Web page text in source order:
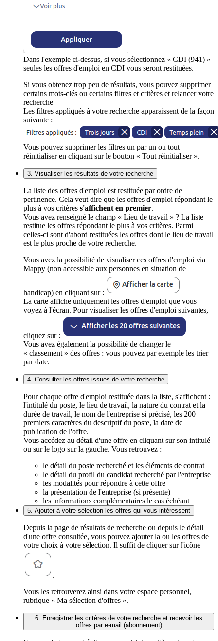
Dans l'exemple ci-dessus, si vous sélectionnez « CDI (941) »
seules les offres d'emploi en CDI vous seront restituées.
Si vous obtenez trop peu de résultats, vous pouvez supprimer
certains mots-clés ou certains filtres et critères et relancer votre
recherche.
Les filtres appliqués à votre recherche apparaissent de la façon
suivante :
Vous pouvez supprimer les filtres un par un ou tout
réinitialiser en cliquant sur le bouton « Tout réinitialiser ».
3. Visualiser les résultats de votre recherche
La liste des offres d'emploi est restituée par ordre de
pertinence. Cela veut dire que les offres d'emploi répondant le
plus à vos critères s'affichent en premier.
Vous avez renseigné le champ « Lieu de travail » ? La liste
restitue les offres répondant le plus à vos critères. Parmi
celles-ci sont d'abord restituées les offres dont le lieu de travail
est le plus proche de votre recherche.
Vous avez la possibilité de visualiser ces offres d'emploi via
Mappy (non accessible aux personnes en situation de
handicap) en cliquant sur :
.
La carte affiche uniquement les offres d'emploi que vous
voyez à l'écran. Pour visualiser les offres d'emploi suivantes,
cliquez sur :
Vous avez également la possibilité de changer le
« classement » des offres : vous pouvez par exemple les trier
par date.
4. Consulter les offres issues de votre recherche
Pour chaque offre d'emploi restituée dans la liste, s'affichent :
l'intitulé du poste, le lieu de travail, la nature du contrat et la
durée de travail, le nom de l'entreprise si précisé, les 200
premiers caractères du descriptif du poste, la date de
publication de l'offre.
Vous accédez au détail d'une offre en cliquant sur son intitulé
ou sur le logo sur la gauche. Vous retrouvez :
le détail du poste recherché et les éléments de contrat
le détail du profil du candidat recherché par l'entreprise
les modalités pour répondre à cette offre
la présentation de l'entreprise (si présente)
les informations complémentaires le cas échéant
5. Ajouter à votre sélection les offres qui vous intéressent
Depuis la page de résultats de recherche ou depuis le détail
d'une offre consultée, vous pouvez ajouter la ou les offres de
votre choix à votre sélection. Il suffit de cliquer sur l'icône
.
Vous les retrouverez ainsi dans votre espace personnel,
rubrique « Ma sélection d'offres ».
6. Enregistrer les critères de votre recherche et recevoir les
offres par e-mail (abonnement)